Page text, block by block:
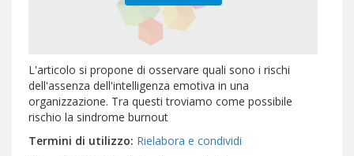
L'articolo si propone di osservare quali sono i rischi
dell'assenza dell'intelligenza emotiva in una
organizzazione. Tra questi troviamo come possibile
rischio la sindrome burnout
Termini di utilizzo Rielabora e condividi